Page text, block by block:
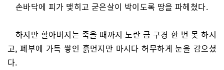
손바닥에 피가 맺히고 굳은살이 박이도록 땅을 파헤쳤다.
하지만 할아버지는 죽을 때까지 노란 금 구경 한 번 못 하시
고, 폐부에 가득 쌓인 흙먼지만 마시다 허무하게 눈을 감으셨
다.